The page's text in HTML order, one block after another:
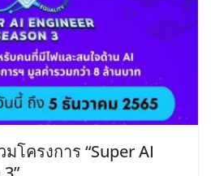
โครงการ “Super AI